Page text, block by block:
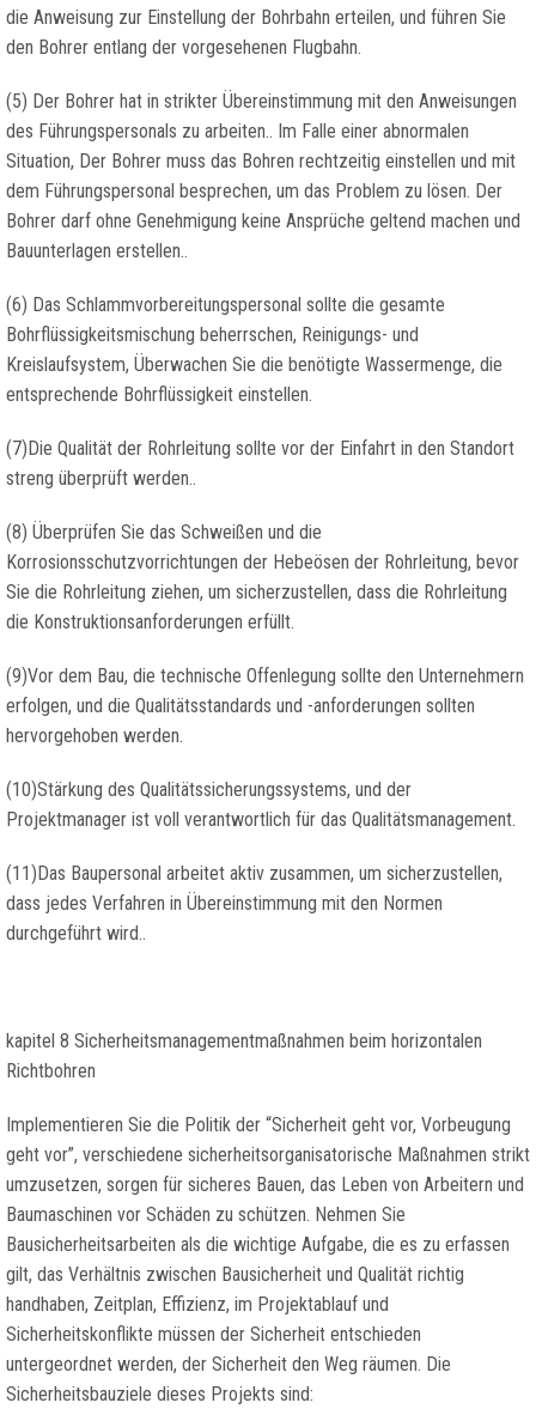
die Anweisung zur Einstellung der Bohrbahn erteilen, und führen Sie
den Bohrer entlang der vorgesehenen Flugbahn.
(5) Der Bohrer hat in strikter Übereinstimmung mit den Anweisungen
des Führungspersonals zu arbeiten.. Im Falle einer abnormalen
Situation, Der Bohrer muss das Bohren rechtzeitig einstellen und mit
dem Führungspersonal besprechen, um das Problem zu lösen. Der
Bohrer darf ohne Genehmigung keine Ansprüche geltend machen und
Bauunterlagen erstellen..
(6) Das Schlammvorbereitungspersonal sollte die gesamte
Bohrflüssigkeitsmischung beherrschen, Reinigungs- und
Kreislaufsystem, Überwachen Sie die benötigte Wassermenge, die
entsprechende Bohrflüssigkeit einstellen.
(7)Die Qualität der Rohrleitung sollte vor der Einfahrt in den Standort
streng überprüft werden..
(8) Überprüfen Sie das Schweißen und die
Korrosionsschutzvorrichtungen der Hebeösen der Rohrleitung, bevor
Sie die Rohrleitung ziehen, um sicherzustellen, dass die Rohrleitung
die Konstruktionsanforderungen erfüllt.
(9)Vor dem Bau, die technische Offenlegung sollte den Unternehmern
erfolgen, und die Qualitätsstandards und -anforderungen sollten
hervorgehoben werden.
(10)Stärkung des Qualitätssicherungssystems, und der
Projektmanager ist voll verantwortlich für das Qualitätsmanagement.
(11)Das Baupersonal arbeitet aktiv zusammen, um sicherzustellen,
dass jedes Verfahren in Übereinstimmung mit den Normen
durchgeführt wird..
kapitel 8 Sicherheitsmanagementmaßnahmen beim horizontalen
Richtbohren
Implementieren Sie die Politik der “Sicherheit geht vor, Vorbeugung
geht vor”, verschiedene sicherheitsorganisatorische Maßnahmen strikt
umzusetzen, sorgen für sicheres Bauen, das Leben von Arbeitern und
Baumaschinen vor Schäden zu schützen. Nehmen Sie
Bausicherheitsarbeiten als die wichtige Aufgabe, die es zu erfassen
gilt, das Verhältnis zwischen Bausicherheit und Qualität richtig
handhaben, Zeitplan, Effizienz, im Projektablauf und
Sicherheitskonflikte müssen der Sicherheit entschieden
untergeordnet werden, der Sicherheit den Weg räumen. Die
Sicherheitsbauziele dieses Projekts sind: